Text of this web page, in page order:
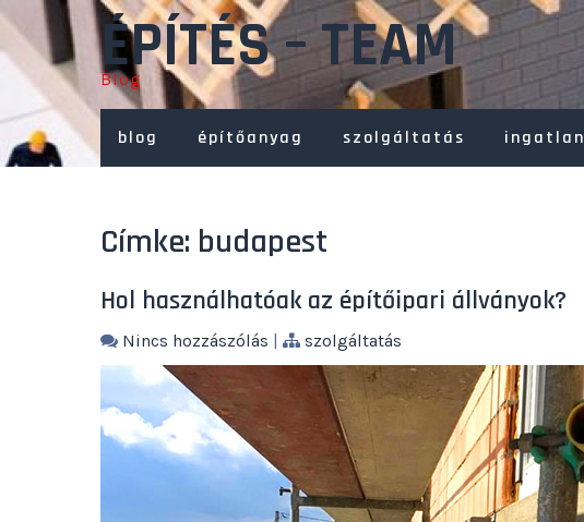
Skip
content
ÉPÍTÉS – TEAM
Blog
blog építőanyag szolgáltatás ingatlan
Címke: budapest
Hol használhatóak az építőipari állványok?
Nincs hozzászólás | szolgáltatás